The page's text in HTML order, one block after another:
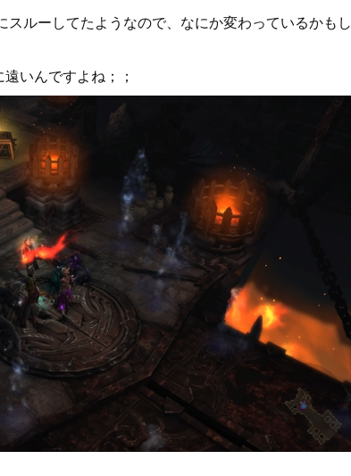
ルーしてたようなので、なにか変わっているかもし
いんですよね；；